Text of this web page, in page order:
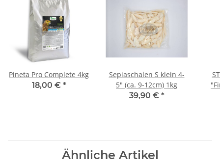
Pineta Pro Complete 4kg
18,00 € *
Sepiaschalen S klein 4-
5" (ca. 9-12cm) 1kg
39,90 € *
Ähnliche Artikel